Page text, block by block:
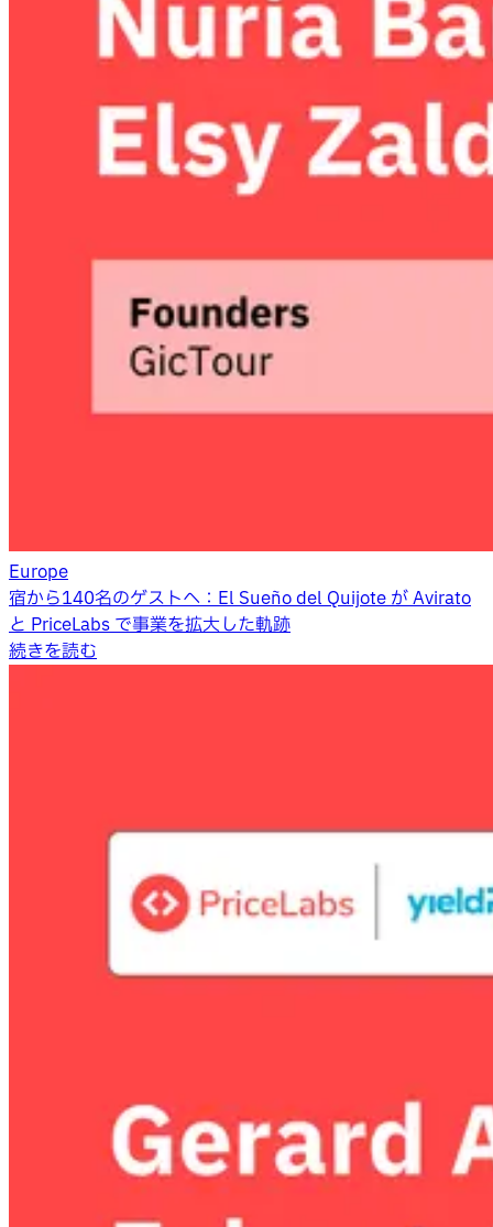
Europe
宿から140名のゲストへ：El Sueño del Quijote が Avirato
と PriceLabs で事業を拡大した軌跡
続きを読む